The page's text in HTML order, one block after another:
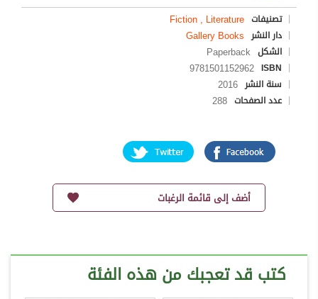
تصنيفات Fiction , Literature
دار النشر Gallery Books
الشكل Paperback
ISBN
9781501152962
سنة النشر 2016
عدد الصفحات 288
أضف إلى قائمة الرغبات
كتب قد تعجبك من هذه الفئة